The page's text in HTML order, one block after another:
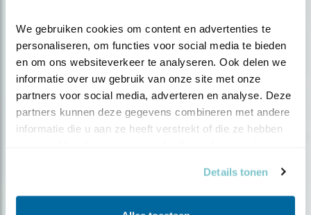
We gebruiken cookies om content en advertenties te
personaliseren, om functies voor social media te bieden
en om ons websiteverkeer te analyseren. Ook delen we
informatie over uw gebruik van onze site met onze
partners voor social media, adverteren en analyse. Deze
partners kunnen deze gegevens combineren met andere
informatie die u aan ze heeft verstrekt of die ze hebben
Details tonen